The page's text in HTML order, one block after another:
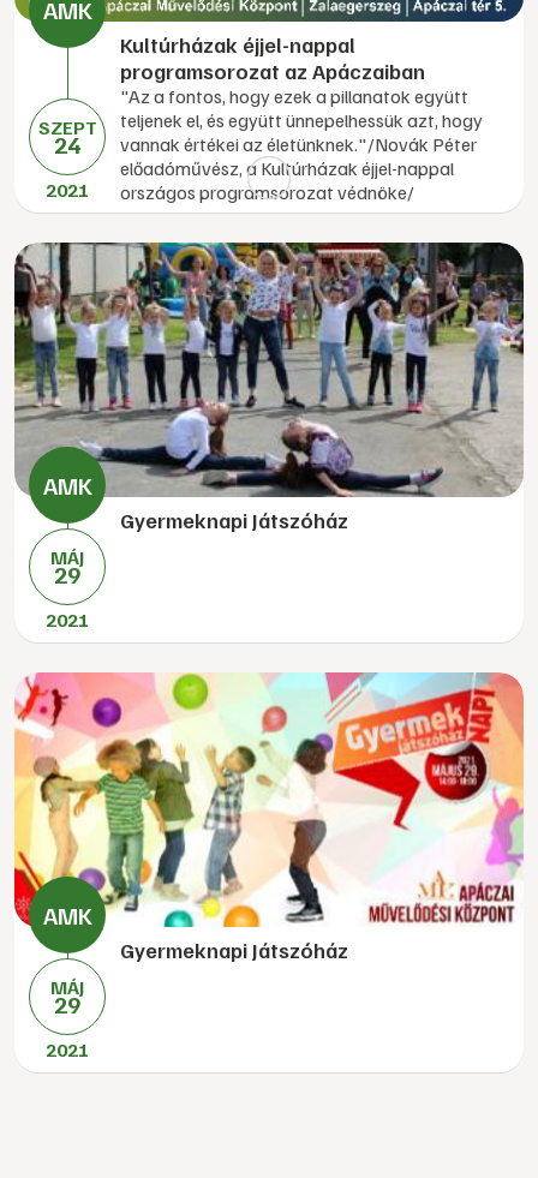
SZEPT
24
2021
Kultúrházak éjjel-nappal
programsorozat az Apáczaiban
"Az a fontos, hogy ezek a pillanatok együtt
teljenek el, és együtt ünnepelhessük azt, hogy
vannak értékei az életünknek."/Novák Péter
előadóművész, a Kultúrházak éjjel-nappal
országos programsorozat védnöke/
MÁJ
29
2021
Gyermeknapi Játszóház
MÁJ
29
2021
Gyermeknapi Játszóház